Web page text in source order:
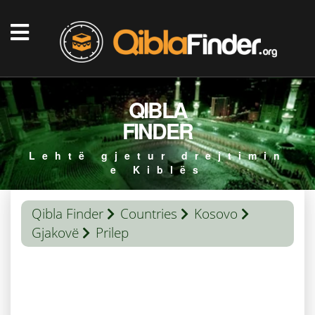
QIBLA
FINDER
Lehtë gjetur drejtimin
e Kiblës
Qibla Finder Countries
Kosovo
Gjakovë
Prilep